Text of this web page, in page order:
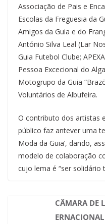
Associação de Pais e
Escolas da Freguesia da
Amigos da Guia e do
António Silva Leal (Lar
Guia Futebol Clube;
Pessoa Excecional do
Motogrupo da Guia
Voluntários de Albufeira.
O contributo dos artistas
público faz antever uma
Moda da Guia’, dando,
modelo de colaboração
cujo lema é “ser solidário
CÂMARA DE